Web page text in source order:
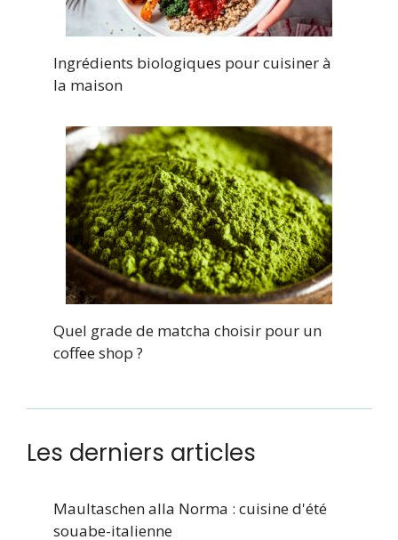
Ingrédients biologiques pour cuisiner à
la maison
Quel grade de matcha choisir pour un
coffee shop ?
Les derniers articles
Maultaschen alla Norma : cuisine d'été
souabe-italienne